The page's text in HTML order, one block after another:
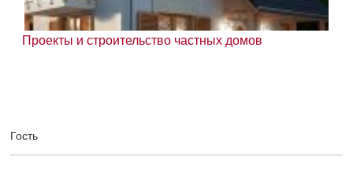
Проекты и строительство частных домов
Гость